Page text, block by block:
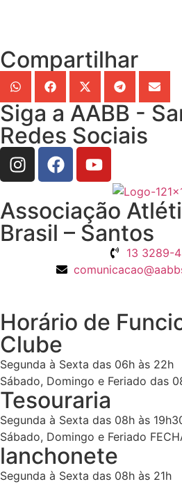
Compartilhar
Siga a AABB -
Redes Sociais
Associação
Brasil – Santos
13 3289-
Horário de
Clube
Segunda à Sexta das 06h às 22h
Sábado, Domingo e Feriado das
Tesouraria
Segunda à Sexta das 08h às
Sábado, Domingo e Feriado
lanchonete
Segunda à Sexta das 08h às 21h